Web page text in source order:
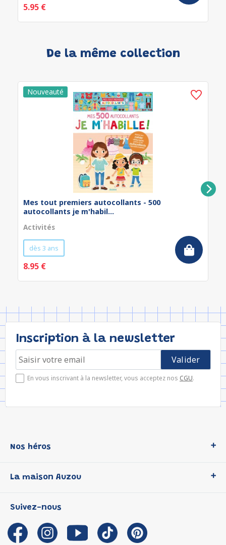
5.95 €
De la même collection
Mes tout premiers autocollants - 500
autocollants je m'habil...
Activités
dès 3 ans
8.95 €
Inscription à la newsletter
En vous inscrivant à la newsletter, vous acceptez nos CGU.
Nos héros
P'tit Loup
Les Influenceuses
Migali
Petite Taupe
La maison Auzou
Notre histoire
Auzou s'engage
Auteurs et illustrateurs Auzou
Suivez-nous